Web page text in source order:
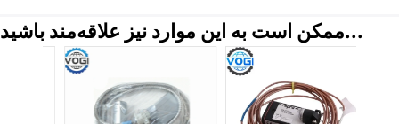
ممکن است به این موارد نیز علاقه‌مند باشید...